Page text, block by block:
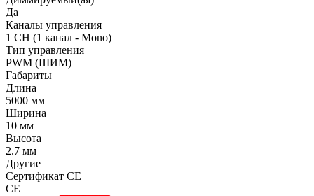
Да
Каналы управления
1 CH (1 канал - Mono)
Тип управления
PWM (ШИМ)
Габариты
Длина
5000 мм
Ширина
10 мм
Высота
2.7 мм
Другие
Сертификат CE
CE